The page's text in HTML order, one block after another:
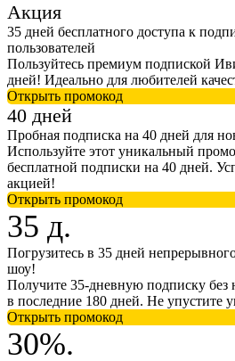
Акция
35 дней бесплатного доступа к
пользователей
Пользуйтесь премиум подпиской
дней! Идеально для любителей
Открыть промокод
40 дней
Пробная подписка на 40 дней для
Используйте этот уникальный
бесплатной подписки на 40 дней.
акцией!
Открыть промокод
35 д.
Погрузитесь в 35 дней
шоу!
Получите 35-дневную подписку без
в последние 180 дней. Не упустите
Открыть промокод
30%.